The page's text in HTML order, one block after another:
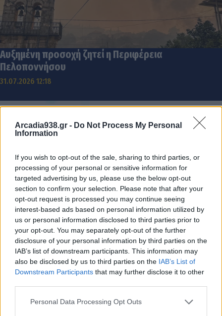
Arcadia938.gr - Do Not Process My Personal
Information
If you wish to opt-out of the sale, sharing to third parties, or
processing of your personal or sensitive information for
targeted advertising by us, please use the below opt-out
section to confirm your selection. Please note that after your
opt-out request is processed you may continue seeing
interest-based ads based on personal information utilized by
us or personal information disclosed to third parties prior to
your opt-out. You may separately opt-out of the further
disclosure of your personal information by third parties on the
IAB’s list of downstream participants. This information may
also be disclosed by us to third parties on the IAB’s List of
Downstream Participants that may further disclose it to other
Personal Data Processing Opt Outs
Αυξημένη προσοχή ζητεί η Περιφέρεια
Πελοποννήσου
31.07.2026 12:18
Ορνιθολογική Εταιρεία: "Κακή ιδέα" ο φωτισμός
του Κοκκινόβραχου στο Λεωνίδιο
31.07.2026 11:12